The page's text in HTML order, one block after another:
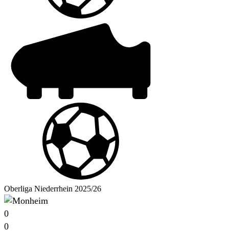
Oberliga Niederrhein 2025/26
0
0